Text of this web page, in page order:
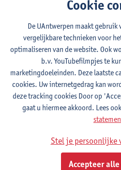
Contact
Stadscampus
Venusstraat 23
2000 Antwerpen, BEL
Cookie
De UAntwerpen maakt gebruik
vergelijkbare technieken voor
optimaliseren van de website. Ook
b.v. YouTubefilmpjes te
marketingdoeleinden. Deze laatste
cookies. Uw internetgedrag kan
deze tracking cookies Door op
gaat u hiermee akkoord. Lees
Stel je persoonlijke
Accepteer